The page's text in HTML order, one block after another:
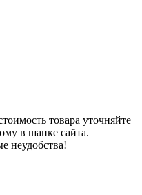
товара уточняйте
в шапке сайта.
неудобства!